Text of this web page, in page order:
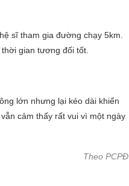
sĩ tham gia đường chạy 5km.
gian tương đối tốt.
lớn nhưng lại kéo dài khiến
cảm thấy rất vui vì một ngày
Theo PCPĐ